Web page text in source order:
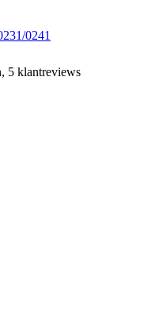
0241
5 klantreviews